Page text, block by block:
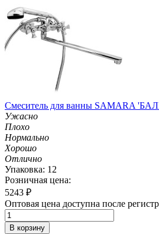
Смеситель для ванны SAMARA
Ужасно
Плохо
Нормально
Хорошо
Отлично
Упаковка: 12
Розничная цена:
5243 ₽
Оптовая цена доступна после
В корзину